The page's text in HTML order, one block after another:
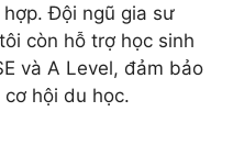
Đội ngũ gia sư
còn hỗ trợ học sinh
và A Level, đảm bảo
hội du học.